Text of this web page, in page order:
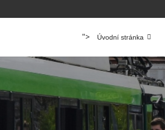
"> Úvodní stránka